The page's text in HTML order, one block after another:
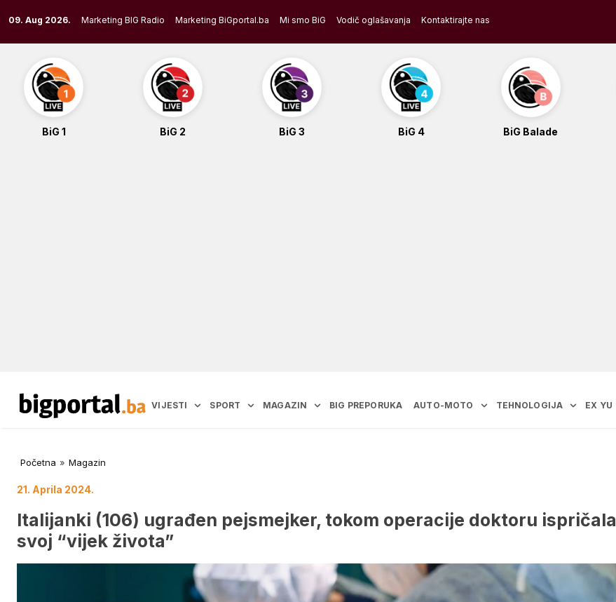
to
content
09. Aug 2026. Marketing BIG Radio Marketing BiGportal.ba Mi smo BiG Vodič oglašavanja Kontaktirajte nas
BiG 1 BiG 2 BiG 3 BiG 4 BiG Balade
VIJESTI SPORT MAGAZIN BIG PREPORUKA AUTO-MOTO TEHNOLOGIJA EX YU
Početna » Magazin
21. Aprila 2024.
Italijanki (106) ugrađen pejsmejker, tokom operacije doktoru ispričala
svoj “vijek života”